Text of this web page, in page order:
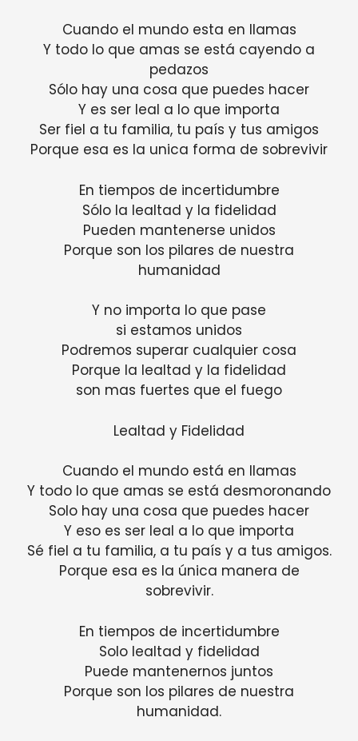
Cuando el mundo esta en llamas
Y todo lo que amas se está cayendo a
pedazos
Sólo hay una cosa que puedes hacer
Y es ser leal a lo que importa
Ser fiel a tu familia, tu país y tus amigos
Porque esa es la unica forma de sobrevivir
En tiempos de incertidumbre
Sólo la lealtad y la fidelidad
Pueden mantenerse unidos
Porque son los pilares de nuestra
humanidad
Y no importa lo que pase
si estamos unidos
Podremos superar cualquier cosa
Porque la lealtad y la fidelidad
son mas fuertes que el fuego
Lealtad y Fidelidad
Cuando el mundo está en llamas
Y todo lo que amas se está desmoronando
Solo hay una cosa que puedes hacer
Y eso es ser leal a lo que importa
Sé fiel a tu familia, a tu país y a tus amigos.
Porque esa es la única manera de
sobrevivir.
En tiempos de incertidumbre
Solo lealtad y fidelidad
Puede mantenernos juntos
Porque son los pilares de nuestra
humanidad.